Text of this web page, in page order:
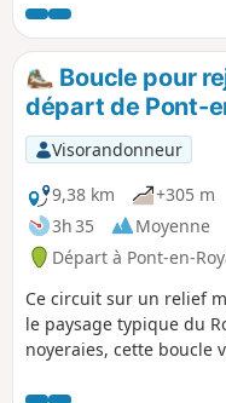
dimanche afin de
d'études tibétaines.
Boucle pour
départ de Pont-
Visorandonneur
9,38 km
+305 m
3h 35
Moyenne
Départ à Pont-en-
Ce circuit sur un relief
le paysage typique du
noyeraies, cette boucle